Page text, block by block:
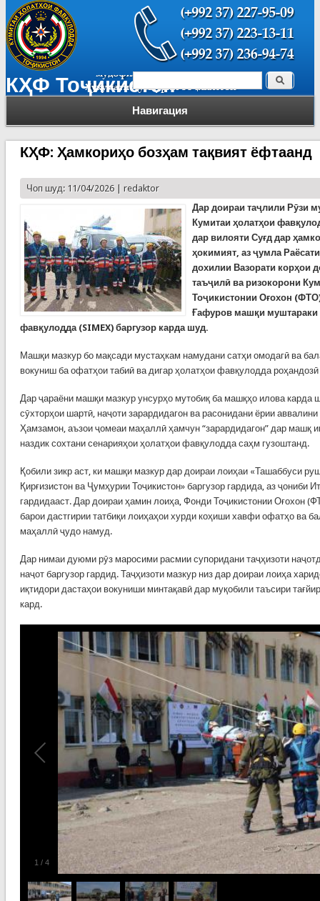
КҲФ Тоҷикистон
Навигация
Форма поиска Поиск
КҲФ: Ҳамкориҳо бозҳам тақвият ёфтаанд
Чоп шуд: 11/04/2026 | redaktor
Дар доираи таҷлили Рӯзи
Кумитаи ҳолатҳои
дар вилояти Суғд дар
ҳокимият, аз ҷумла
дохилии Вазорати корҳои
таъҷилӣ ва ризокорони
Тоҷикистонии Оғохон
Ғафуров машқи муштараки
фавқулодда (SIMEX) баргузор карда шуд.
Машқи мазкур бо мақсади мустаҳкам намудани сатҳи омодагӣ ва
вокуниш ба офатҳои табиӣ ва дигар ҳолатҳои фавқулодда роҳандозӣ
Дар ҷараёни машқи мазкур унсурҳо мутобиқ ба машқҳо илова карда
сӯхторҳои шартӣ, наҷоти зарардидагон ва расонидани ёрии
Ҳамзамон, аъзои ҷомеаи маҳаллӣ ҳамчун “зарардидагон” дар машқ
наздик сохтани сенарияҳои ҳолатҳои фавқулодда саҳм гузоштанд.
Қобили зикр аст, ки машқи мазкур дар доираи лоиҳаи «Ташаббуси
Қирғизистон ва Ҷумҳурии Тоҷикистон» баргузор гардида, аз ҷониби
гардидааст. Дар доираи ҳамин лоиҳа, Фонди Тоҷикистонии Оғохон
барои дастгирии татбиқи лоиҳаҳои хурди коҳиши хавфи офатҳо ва
маҳаллӣ ҷудо намуд.
Дар нимаи дуюми рӯз маросими расмии супоридани таҷҳизоти
наҷот баргузор гардид. Таҷҳизоти мазкур низ дар доираи лоиҳа
иқтидори дастаҳои вокуниши минтақавӣ дар муқобили таъсири
кард.
1 / 4